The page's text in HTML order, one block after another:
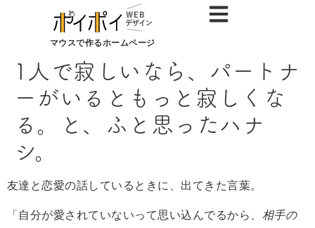
マウスで作るホームページ
1人で寂しいなら、パートナ
ーがいるともっと寂しくな
る。と、ふと思ったハナ
シ。
友達と恋愛の話しているときに、出てきた言葉。
「自分が愛されていないって思い込んでるから、 相手の